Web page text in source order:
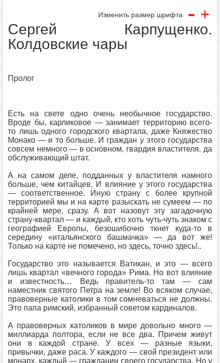
Изменить размер шрифта - +
Сергей Карпущенко.
Колдовские чары
Пролог
Есть на свете одно очень необычное государство.
Вроде бы, карликовое — занимает территорию всего-
то лишь одного городского квартала, даже Княжество
Монако — и то больше. И граждан у этого государства
совсем немного — в основном, гвардия властителя, да
обслуживающий штат.
А на самом деле, подданных у властителя намного
больше, чем китайцев. И влияние у этого государства
— соответственное. Иную страну с более крупной
территорией мы и на карте разыскать не сумеем — по
крайней мере, сразу. А вот назовут эту загадочную
страну-квартал — и каждый, кто хоть чуть-чуть знаком с
географией Европы, безошибочно ткнет куда-то в
середину «итальянского башмачка» — да вот же!
Только на карте не помечено, но здесь, точно здесь!..
Государство это называется Ватикан, и это — всего
лишь квартал «вечного города» Рима. Но вот влияние
и известность… Ведь правитель-то там — сам
наместник святого Петра на земле! Во всяком случае,
правоверные католики в том сомневаться не должны.
Это папа римский, избранный советом кардиналов.
А правоверных католиков в мире довольно много —
миллиарда полтора, если не все два. Причем живут
они в каждой стране. У всех — разные языки,
привычки, даже раса. У каждого — свой президент или
монарх, каждый — гражданин своего государства. Но у